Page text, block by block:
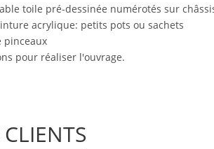
toile pré-dessinée numérotés sur
acrylique: petits pots ou sachets
pinceaux
pour réaliser l'ouvrage.